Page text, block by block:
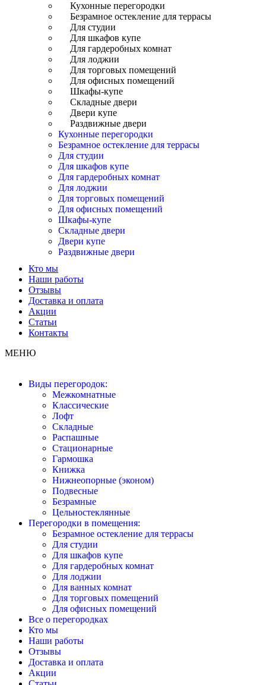
Кухонные перегородки
Безрамное остекление для террасы
Для студии
Для шкафов купе
Для гардеробных комнат
Для лоджии
Для торговых помещений
Для офисных помещений
Шкафы-купе
Складные двери
Двери купе
Раздвижные двери
Кухонные перегородки
Безрамное остекление для террасы
Для студии
Для шкафов купе
Для гардеробных комнат
Для лоджии
Для торговых помещений
Для офисных помещений
Шкафы-купе
Складные двери
Двери купе
Раздвижные двери
Кто мы
Наши работы
Отзывы
Доставка и оплата
Акции
Статьи
Контакты
МЕНЮ
Виды перегородок:
Межкомнатные
Классические
Лофт
Складные
Распашные
Стационарные
Гармошка
Книжка
Нижнеопорные (эконом)
Подвесные
Безрамные
Цельностеклянные
Перегородки в помещения:
Безрамное остекление для террасы
Для студии
Для шкафов купе
Для гардеробных комнат
Для лоджии
Для ванных комнат
Для торговых помещений
Для офисных помещений
Все о перегородках
Кто мы
Наши работы
Отзывы
Доставка и оплата
Акции